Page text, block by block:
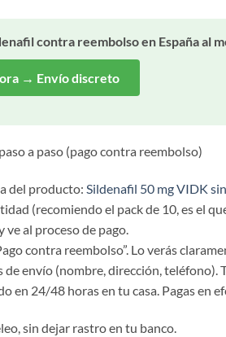
contra reembolso en España al
→ Envío discreto
a paso (pago contra reembolso)
del producto: Sildenafil 50 mg VIDK
(recomiendo el pack de 10, es el
ve al proceso de pago.
contra reembolso”. Lo verás
de envío (nombre, dirección, teléfono).
en 24/48 horas en tu casa. Pagas en
sin dejar rastro en tu banco.